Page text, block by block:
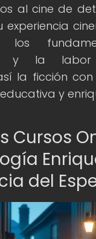
al cine de
experiencia
los
y la labor
la ficción
y
Cursos
del